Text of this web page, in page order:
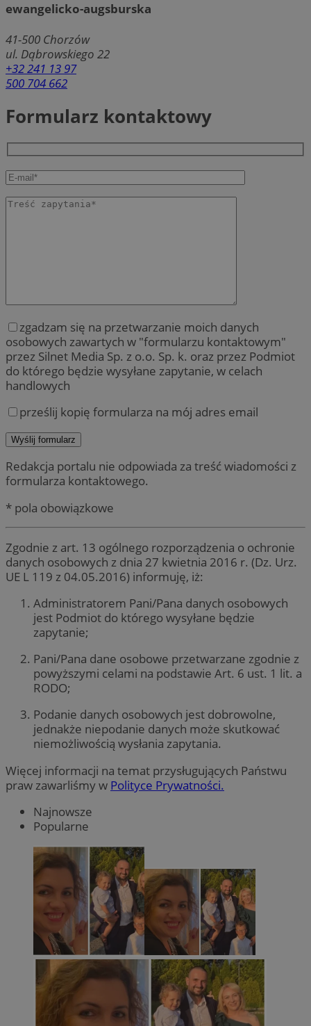
ewangelicko-augsburska
41-500 Chorzów
ul. Dąbrowskiego 22
+32 241 13 97
500 704 662
Formularz kontaktowy
zgadzam się na przetwarzanie moich danych
osobowych zawartych w "formularzu kontaktowym"
przez Silnet Media Sp. z o.o. Sp. k. oraz przez Podmiot
do którego będzie wysyłane zapytanie, w celach
handlowych
prześlij kopię formularza na mój adres email
Redakcja portalu nie odpowiada za treść wiadomości z
formularza kontaktowego.
* pola obowiązkowe
Zgodnie z art. 13 ogólnego rozporządzenia o ochronie
danych osobowych z dnia 27 kwietnia 2016 r. (Dz. Urz.
UE L 119 z 04.05.2016) informuję, iż:
Administratorem Pani/Pana danych osobowych
jest Podmiot do którego wysyłane będzie
zapytanie;
Pani/Pana dane osobowe przetwarzane zgodnie z
powyższymi celami na podstawie Art. 6 ust. 1 lit. a
RODO;
Podanie danych osobowych jest dobrowolne,
jednakże niepodanie danych może skutkować
niemożliwością wysłania zapytania.
Więcej informacji na temat przysługujących Państwu
praw zawarliśmy w Polityce Prywatności.
Najnowsze
Popularne